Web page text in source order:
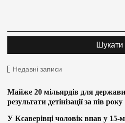
Недавні записи
Майже 20 мільярдів для
результати детінізації за пів року
У Ксаверівці чоловік впав у